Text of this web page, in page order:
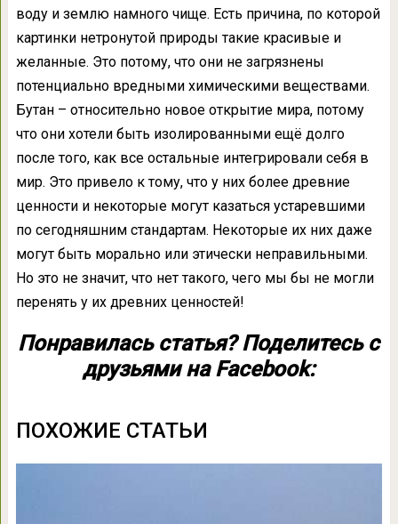
воду и землю намного чище. Есть причина, по которой
картинки нетронутой природы такие красивые и
желанные. Это потому, что они не загрязнены
потенциально вредными химическими веществами.
Бутан – относительно новое открытие мира, потому
что они хотели быть изолированными ещё долго
после того, как все остальные интегрировали себя в
мир. Это привело к тому, что у них более древние
ценности и некоторые могут казаться устаревшими
по сегодняшним стандартам. Некоторые их них даже
могут быть морально или этически неправильными.
Но это не значит, что нет такого, чего мы бы не могли
перенять у их древних ценностей!
Понравилась статья? Поделитесь с
друзьями на Facebook:
ПОХОЖИЕ СТАТЬИ